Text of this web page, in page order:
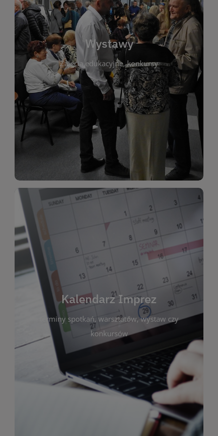
Wystawy
Zajęcia edukacyjne, konkursy
Wystawy
Biblioteka organizuje prezentujące zarówno
sztukę lokalnych twórców, jak i zbiory tematyczne.
W tej sekcji znajdziesz informacje o aktualnych
ekspozycjach oraz archiwum wystaw z
poprzednich lat. Prezentowane prace obejmują
malarstwo, fotografię, rękodzieło i inne formy
artystyczne. Każda wystawa to wyjątkowa okazja
do kontaktu z kulturą i sztuką w przestrzeni
biblioteki. Serdecznie zapraszamy wszystkich
Kalendarz Imprez
terminy spotkań, warsztatów, wystaw czy
konkursów
Kalendarz Imprez
Zakładka ta gromadzi wszystkie planowane
wydarzenia kulturalne i edukacyjne organizowane
przez bibliotekę. Możesz tu sprawdzić terminy
spotkań, warsztatów, wystaw czy konkursów.
Dzięki przejrzystemu kalendarzowi łatwo
zaplanujesz udział w interesujących Cię
wydarzeniach. Aktualizujemy harmonogram na
bieżąco, by zawsze był zgodny z planem pracy
biblioteki. Zapraszamy do śledzenia i uczestnictwa
w życiu kulturalnym miasta!
WIĘCEJ